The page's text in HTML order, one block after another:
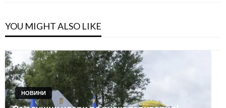
YOU MIGHT ALSO LIKE
НОВИНИ